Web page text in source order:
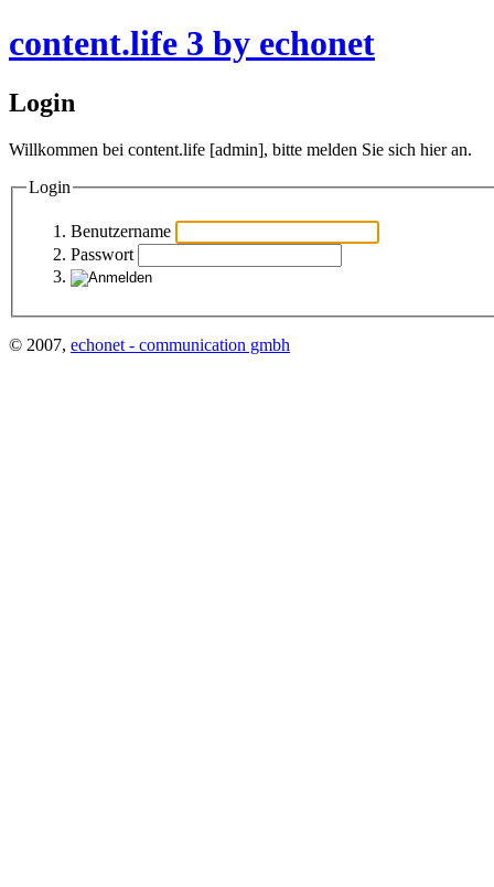
content.life 3 by echonet
Login
Willkommen bei content.life [admin], bitte melden Sie sich hier an.
Login
Benutzername
Passwort
© 2007, echonet - communication gmbh